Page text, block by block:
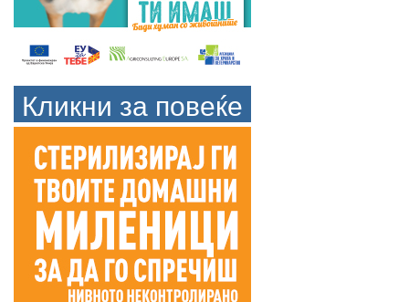
Кликни за повеќе